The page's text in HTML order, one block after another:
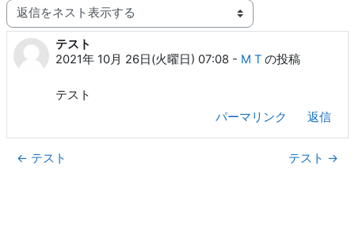
表示モード
テスト
2021年 10月 26日(火曜日) 07:08 - M T の投稿
返信数: 0
テスト
パーマリンク
返信
← テスト テスト →